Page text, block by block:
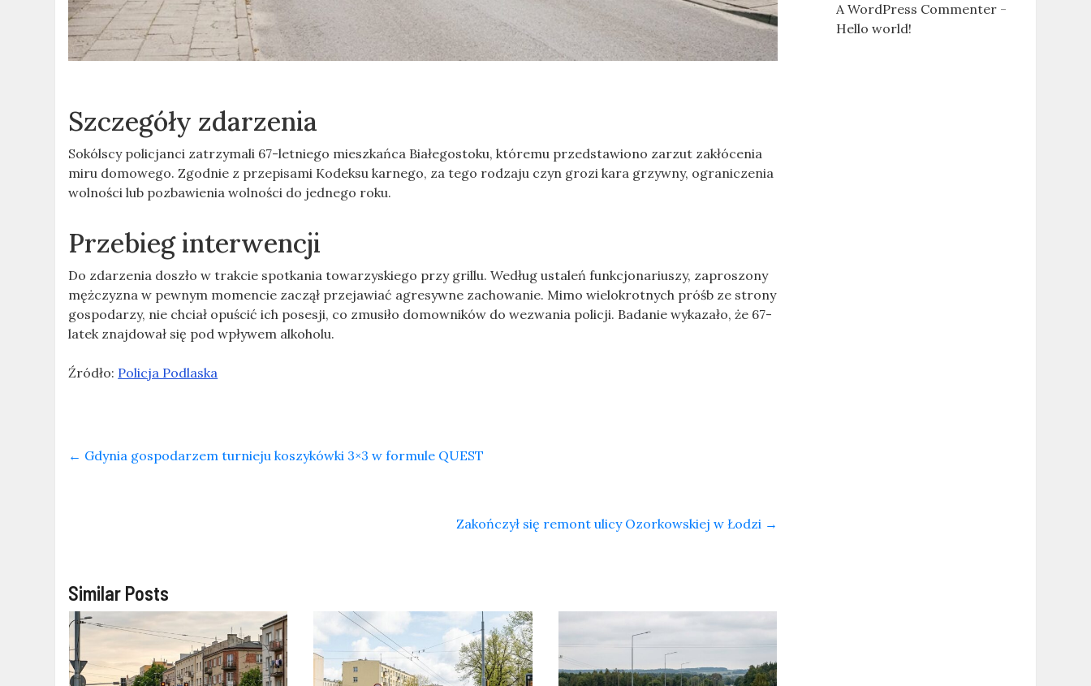
Szczegóły zdarzenia
Sokólscy policjanci zatrzymali 67-letniego mieszkańca Białegostoku, któremu przedstawiono zarzut zakłócenia
miru domowego. Zgodnie z przepisami Kodeksu karnego, za tego rodzaju czyn grozi kara grzywny, ograniczenia
wolności lub pozbawienia wolności do jednego roku.
Przebieg interwencji
Do zdarzenia doszło w trakcie spotkania towarzyskiego przy grillu. Według ustaleń funkcjonariuszy, zaproszony
mężczyzna w pewnym momencie zaczął przejawiać agresywne zachowanie. Mimo wielokrotnych próśb ze strony
gospodarzy, nie chciał opuścić ich posesji, co zmusiło domowników do wezwania policji. Badanie wykazało, że 67-
latek znajdował się pod wpływem alkoholu.
Źródło: Policja Podlaska
← Gdynia gospodarzem turnieju koszykówki 3×3 w formule QUEST
Zakończył się remont ulicy Ozorkowskiej w Łodzi →
Similar Posts
A WordPress Commenter-
Hello world!